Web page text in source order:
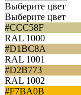
Выберите цвет
Выберите цвет
#CCC58F
RAL 1000
#D1BC8A
RAL 1001
#D2B773
RAL 1002
#F7BA0B